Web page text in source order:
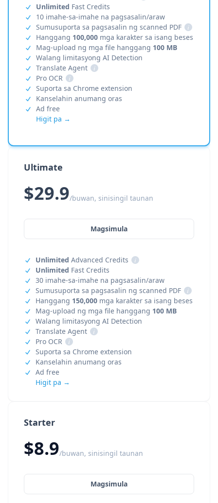
Starter
$8.9/buwan, sinisingil taunan
Magsimula
Unlimited Fast Credits
10 imahe-sa-imahe na pagsasalin/araw
Sumusuporta sa pagsasalin ng scanned PDF
i
Hanggang 100,000 mga karakter sa isang beses
Mag-upload ng mga file hanggang 100 MB
Walang limitasyong AI Detection
Translate Agent
i
Pro OCR
i
Suporta sa Chrome extension
Kanselahin anumang oras
Ad free
Higit pa →
Ultimate
$29.9/buwan, sinisingil taunan
Magsimula
Unlimited Advanced Credits
i
Unlimited Fast Credits
30 imahe-sa-imahe na pagsasalin/araw
Sumusuporta sa pagsasalin ng scanned PDF
i
Hanggang 150,000 mga karakter sa isang beses
Mag-upload ng mga file hanggang 100 MB
Walang limitasyong AI Detection
Translate Agent
i
Pro OCR
i
Suporta sa Chrome extension
Kanselahin anumang oras
Ad free
Higit pa →